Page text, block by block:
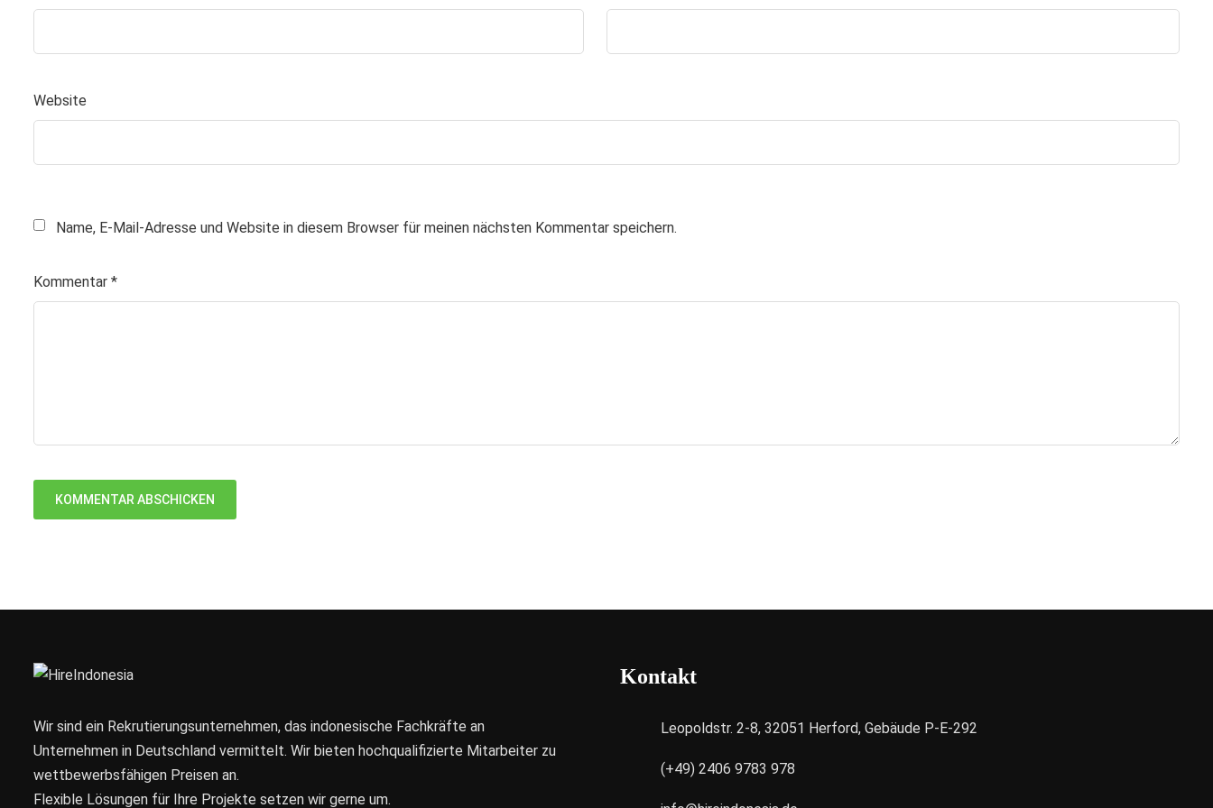
Website
Name, E-Mail-Adresse und Website in diesem Browser für meinen nächsten Kommentar speichern.
Kommentar *
Wir sind ein Rekrutierungsunternehmen, das indonesische Fachkräfte an
Unternehmen in Deutschland vermittelt. Wir bieten hochqualifizierte Mitarbeiter zu
wettbewerbsfähigen Preisen an.
Flexible Lösungen für Ihre Projekte setzen wir gerne um.
Kontakt
Leopoldstr. 2-8, 32051 Herford, Gebäude P-E-292
(+49) 2406 9783 978